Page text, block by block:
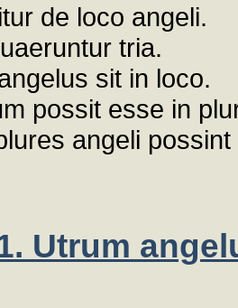
de loco angeli.
tria.
sit in loco.
possit esse in
angeli
Utrum